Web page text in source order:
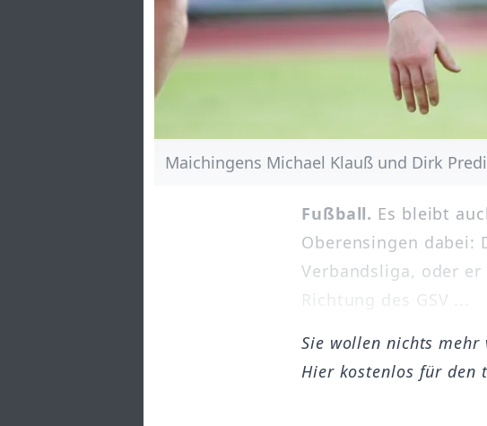
Maichingens Michael Klauß und Dirk
Fußball. Es bleibt
Oberensingen dabei:
Verbandsliga, oder
Richtung des GSV ...
Sie wollen nichts mehr
Hier kostenlos für den